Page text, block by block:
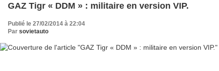
GAZ Tigr « DDM » : militaire en version VIP.
Publié le 27/02/2014 à 22:04
Par sovietauto